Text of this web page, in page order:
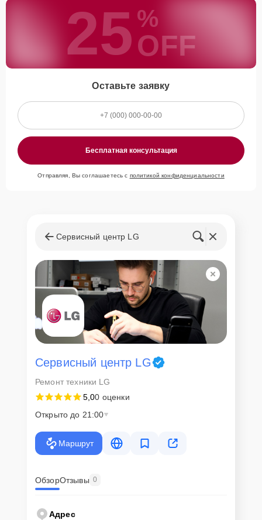
25 %
OFF
Оставьте заявку
Бесплатная консультация
Отправляя, Вы соглашаетесь с политикой конфиденциальности
Сервисный центр LG
Сервисный центр LG
Ремонт техники LG
5,00 оценки
Открыто до 21:00
Маршрут
ОбзорОтзывы 0
Адрес